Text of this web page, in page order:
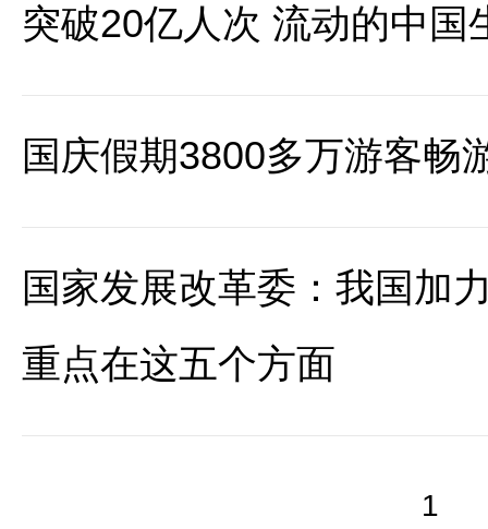
突破20亿人次 流动的中国
国庆假期3800多万游客畅
国家发展改革委：我国加
重点在这五个方面
1